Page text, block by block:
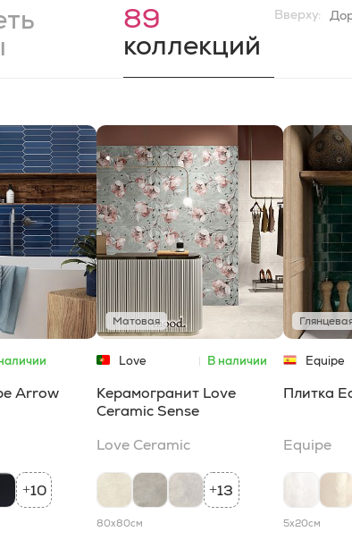
89
коллекций
Вверху:
Arrow
+10
Матовая
Love В наличии
Керамогранит Love
Ceramic Sense
Love Ceramic
+13
80x80см
Equipe
Плитка
Equipe
5x20см